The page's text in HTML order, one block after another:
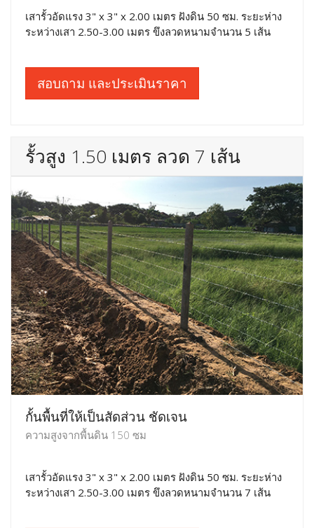
เสารั้วอัดแรง 3" x 3" x 2.00 เมตร ฝังดิน 50 ซม. ระยะห่าง
ระหว่างเสา 2.50-3.00 เมตร ขึงลวดหนามจำนวน 5 เส้น
สอบถาม และประเมินราคา
รั้วสูง 1.50 เมตร ลวด 7 เส้น
กั้นพื้นที่ให้เป็นสัดส่วน ชัดเจน
ความสูงจากพื้นดิน 150 ซม
เสารั้วอัดแรง 3" x 3" x 2.00 เมตร ฝังดิน 50 ซม. ระยะห่าง
ระหว่างเสา 2.50-3.00 เมตร ขึงลวดหนามจำนวน 7 เส้น